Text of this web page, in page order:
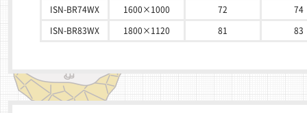
ISN-BR74WX 1600×1000 72 74
ISN-BR83WX 1800×1120 81 83